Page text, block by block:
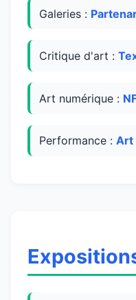
Galeries :
Critique d'art :
Art numérique :
Performance : Art